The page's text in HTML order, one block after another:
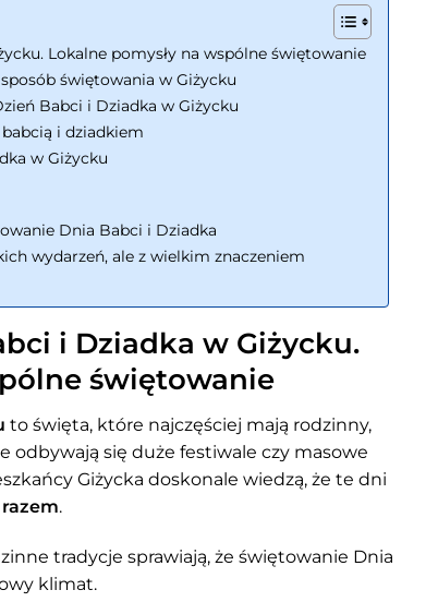
Lokalne pomysły na wspólne świętowanie
świętowania w Giżycku
Babci i Dziadka w Giżycku
i dziadkiem
w Giżycku
Dnia Babci i Dziadka
wydarzeń, ale z wielkim znaczeniem
i Dziadka w Giżycku.
świętowanie
to święta, które najczęściej mają rodzinny,
odbywają się duże festiwale czy masowe
Giżycka doskonale wiedzą, że te dni
.
tradycje sprawiają, że świętowanie Dnia
klimat.